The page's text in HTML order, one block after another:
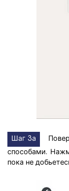
Шаг 3а
способами.
пока не